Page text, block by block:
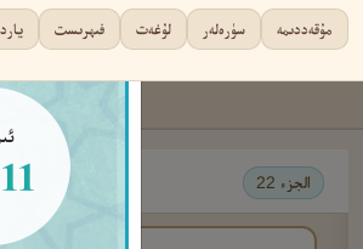
مۇقەددىمە سۈرەلەر لۇغەت فىھرىست
الجزء 22